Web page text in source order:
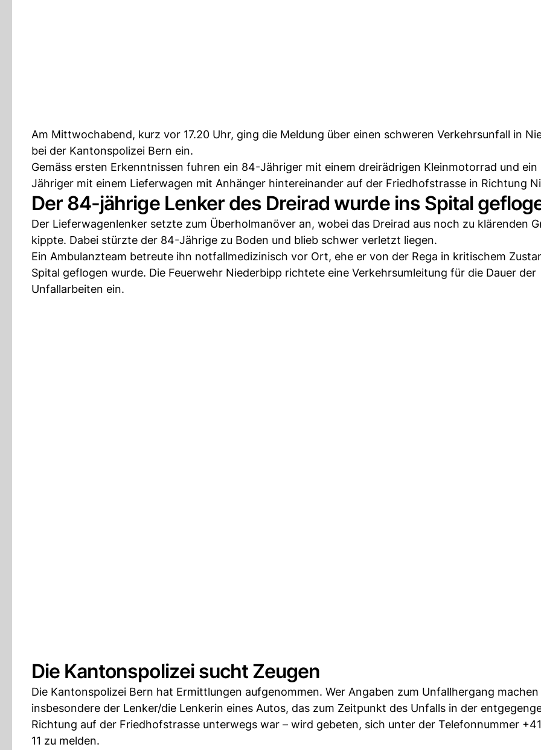
Am Mittwochabend, kurz vor 17.20 Uhr, ging die Meldung über einen schweren Verkehrsunfall in
bei der Kantonspolizei Bern ein.
Gemäss ersten Erkenntnissen fuhren ein 84-Jähriger mit einem dreirädrigen Kleinmotorrad und ein
Jähriger mit einem Lieferwagen mit Anhänger hintereinander auf der Friedhofstrasse in Richtung
Der 84-jährige Lenker des Dreirad wurde ins Spital
Der Lieferwagenlenker setzte zum Überholmanöver an, wobei das Dreirad aus noch zu klärenden
kippte. Dabei stürzte der 84-Jährige zu Boden und blieb schwer verletzt liegen.
Ein Ambulanzteam betreute ihn notfallmedizinisch vor Ort, ehe er von der Rega in kritischem
Spital geflogen wurde. Die Feuerwehr Niederbipp richtete eine Verkehrsumleitung für die Dauer der
Unfallarbeiten ein.
Die Kantonspolizei sucht Zeugen
Die Kantonspolizei Bern hat Ermittlungen aufgenommen. Wer Angaben zum Unfallhergang machen
insbesondere der Lenker/die Lenkerin eines Autos, das zum Zeitpunkt des Unfalls in der
Richtung auf der Friedhofstrasse unterwegs war – wird gebeten, sich unter der Telefonnummer
11 zu melden.